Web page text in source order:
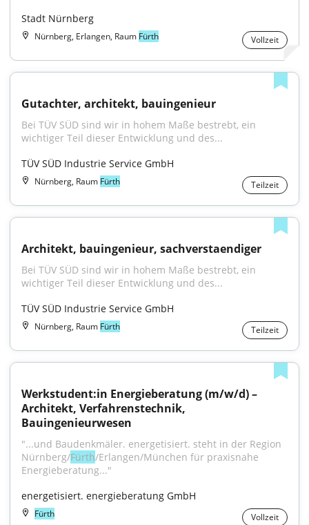
Stadt Nürnberg
Nürnberg, Erlangen, Raum Fürth Vollzeit
Gutachter, architekt, bauingenieur
Bei TÜV SÜD sind wir in hohem Maße bestrebt, ein
wichtiger Teil dieser Entwicklung und des...
TÜV SÜD Industrie Service GmbH
Nürnberg, Raum Fürth Teilzeit
Architekt, bauingenieur, sachverstaendiger
Bei TÜV SÜD sind wir in hohem Maße bestrebt, ein
wichtiger Teil dieser Entwicklung und des...
TÜV SÜD Industrie Service GmbH
Nürnberg, Raum Fürth Teilzeit
Werkstudent:in Energieberatung (m/w/d) –
Architekt, Verfahrenstechnik,
Bauingenieurwesen
"...und Baudenkmäler. energetisiert. steht in der Region
Nürnberg/Fürth/Erlangen/München für praxisnahe
Energieberatung..."
energetisiert. energieberatung GmbH
Fürth Vollzeit